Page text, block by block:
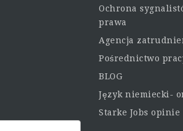
Ochrona
prawa
Agencja
Pośrednictwo
BLOG
Język niemiecki-
Starke Jobs opinie